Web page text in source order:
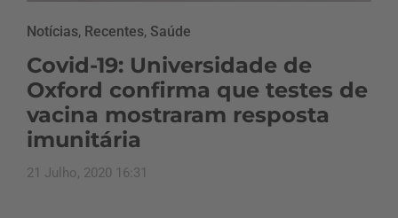
Notícias, Recentes, Saúde
Covid-19: Universidade de
Oxford confirma que testes de
vacina mostraram resposta
imunitária
21 Julho, 2020 16:31